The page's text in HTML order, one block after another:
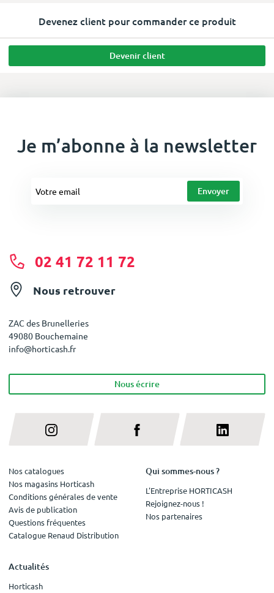
Devenez client pour commander ce produit
Devenir client
Je m’abonne à la newsletter
02 41 72 11 72
Nous retrouver
ZAC des Brunelleries
49080 Bouchemaine
info@horticash.fr
Nous écrire
Nos catalogues
Nos magasins Horticash
Conditions générales de vente
Avis de publication
Questions fréquentes
Catalogue Renaud Distribution
Qui sommes-nous ?
L'Entreprise HORTICASH
Rejoignez-nous !
Nos partenaires
Actualités
Horticash